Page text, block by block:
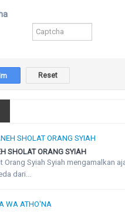
SHOLAT ORANG SYIAH
Orang Syiah Syiah mengamalkan
dari...